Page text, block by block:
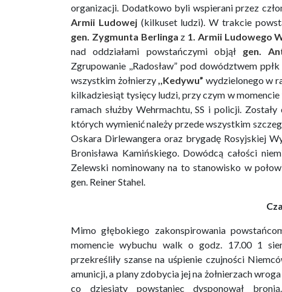
organizacji. Dodatkowo byli wspierani przez
Armii Ludowej(kilkuset ludzi). W trakcie
gen. Zygmunta Berlinga z 1. Armii Ludowego
nad oddziałami powstańczymi objął gen.
Zgrupowanie ,,Radosław” pod dowództwem
wszystkim żołnierzy,,Kedywu” wydzielonego w
kilkadziesiąt tysięcy ludzi, przy czym w
ramach służby Wehrmachtu, SS i policji.
których wymienić należy przede wszystkim
Oskara Dirlewangera oraz brygadę Rosyjskiej
Bronisława Kamińskiego. Dowódcą całości
Zelewski nominowany na to stanowisko w
gen. Reiner Stahel.
Mimo głębokiego zakonspirowania
momencie wybuchu walk o godz. 17.00 1
przekreśliły szanse na uśpienie czujności
amunicji, a plany zdobycia jej na żołnierzach
co dziesiąty powstaniec dysponował